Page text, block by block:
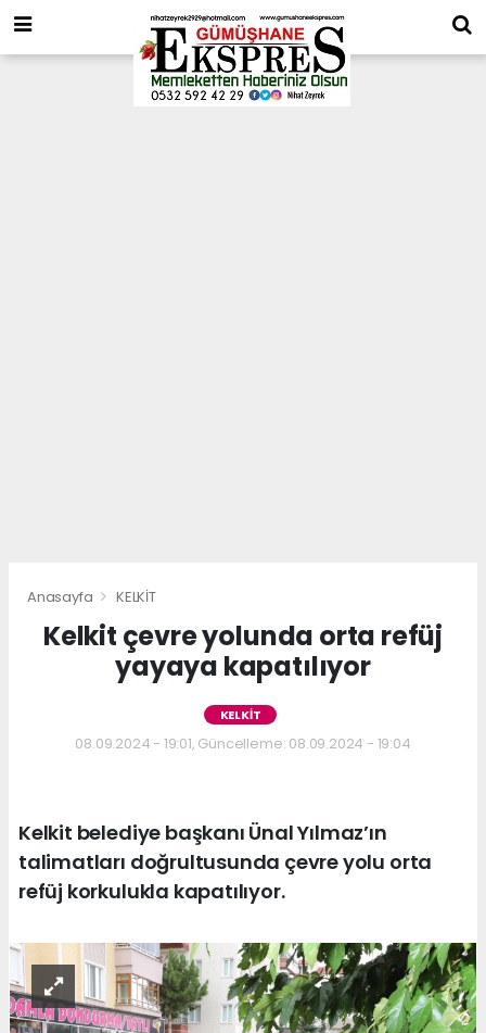
Anasayfa KELKİT
Kelkit çevre yolunda orta refüj
yayaya kapatılıyor
KELKİT
08.09.2024 - 19:01, Güncelleme: 08.09.2024 - 19:04
Kelkit belediye başkanı Ünal Yılmaz’ın
talimatları doğrultusunda çevre yolu orta
refüj korkulukla kapatılıyor.